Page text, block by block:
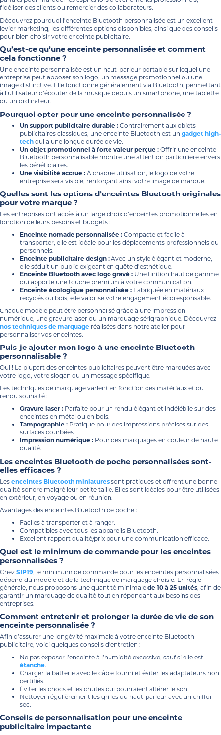
fidéliser des clients ou remercier des collaborateurs.
Découvrez pourquoi l’enceinte Bluetooth personnalisée est un excellent
levier marketing, les différentes options disponibles, ainsi que des conseils
pour bien choisir votre enceinte publicitaire.
Qu’est-ce qu’une enceinte personnalisée et comment
cela fonctionne ?
Une enceinte personnalisée est un haut-parleur portable sur lequel une
entreprise peut apposer son logo, un message promotionnel ou une
image distinctive. Elle fonctionne généralement via Bluetooth, permettant
à l’utilisateur d’écouter de la musique depuis un smartphone, une tablette
ou un ordinateur.
Pourquoi opter pour une enceinte personnalisée ?
Un support publicitaire durable : Contrairement aux objets
publicitaires classiques, une enceinte Bluetooth est un gadget high-
tech qui a une longue durée de vie.
Un objet promotionnel à forte valeur perçue : Offrir une enceinte
Bluetooth personnalisable montre une attention particulière envers
les bénéficiaires.
Une visibilité accrue : À chaque utilisation, le logo de votre
entreprise sera visible, renforçant ainsi votre image de marque.
Quelles sont les options d’enceintes Bluetooth originales
pour votre marque ?
Les entreprises ont accès à un large choix d’enceintes promotionnelles en
fonction de leurs besoins et budgets :
Enceinte nomade personnalisée : Compacte et facile à
transporter, elle est idéale pour les déplacements professionnels ou
personnels.
Enceinte publicitaire design : Avec un style élégant et moderne,
elle séduit un public exigeant en quête d’esthétique.
Enceinte Bluetooth avec logo gravé : Une finition haut de gamme
qui apporte une touche premium à votre communication.
Enceinte écologique personnalisée : Fabriquée en matériaux
recyclés ou bois, elle valorise votre engagement écoresponsable.
Chaque modèle peut être personnalisé grâce à une impression
numérique, une gravure laser ou un marquage sérigraphique. Découvrez
nos techniques de marquage réalisées dans notre atelier pour
personnaliser vos enceintes.
Puis-je ajouter mon logo à une enceinte Bluetooth
personnalisable ?
Oui ! La plupart des enceintes publicitaires peuvent être marquées avec
votre logo, votre slogan ou un message spécifique.
Les techniques de marquage varient en fonction des matériaux et du
rendu souhaité :
Gravure laser : Parfaite pour un rendu élégant et indélébile sur des
enceintes en métal ou en bois.
Tampographie : Pratique pour des impressions précises sur des
surfaces courbées.
Impression numérique : Pour des marquages en couleur de haute
qualité.
Les enceintes Bluetooth de poche personnalisées sont-
elles efficaces ?
Les enceintes Bluetooth miniatures sont pratiques et offrent une bonne
qualité sonore malgré leur petite taille. Elles sont idéales pour être utilisées
en extérieur, en voyage ou en réunion.
Avantages des enceintes Bluetooth de poche :
Faciles à transporter et à ranger.
Compatibles avec tous les appareils Bluetooth.
Excellent rapport qualité/prix pour une communication efficace.
Quel est le minimum de commande pour les enceintes
personnalisées ?
Chez SIP19, le minimum de commande pour les enceintes personnalisées
dépend du modèle et de la technique de marquage choisie. En règle
générale, nous proposons une quantité minimale de 10 à 25 unités, afin de
garantir un marquage de qualité tout en répondant aux besoins des
entreprises.
Comment entretenir et prolonger la durée de vie de son
enceinte personnalisée ?
Afin d’assurer une longévité maximale à votre enceinte Bluetooth
publicitaire, voici quelques conseils d’entretien :
Ne pas exposer l’enceinte à l’humidité excessive, sauf si elle est
étanche.
Charger la batterie avec le câble fourni et éviter les adaptateurs non
certifiés.
Éviter les chocs et les chutes qui pourraient altérer le son.
Nettoyer régulièrement les grilles du haut-parleur avec un chiffon
sec.
Conseils de personnalisation pour une enceinte
publicitaire impactante